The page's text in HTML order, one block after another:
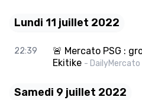
Lundi 11 juillet 2022
22:39
🚨 Mercato PSG :
Ekitike - DailyMercato
Samedi 9 juillet 2022